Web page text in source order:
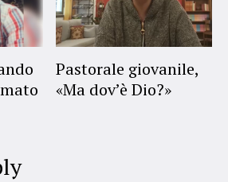
Pastorale giovanile,
«Ma dov’è Dio?»